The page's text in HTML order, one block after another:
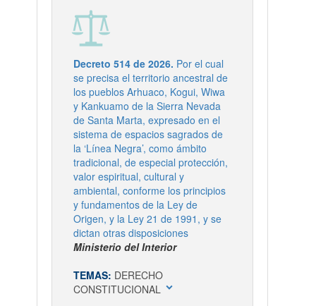
Decreto 514 de 2026. Por el cual
se precisa el territorio ancestral de
los pueblos Arhuaco, Kogui, Wiwa
y Kankuamo de la Sierra Nevada
de Santa Marta, expresado en el
sistema de espacios sagrados de
la ‘Línea Negra’, como ámbito
tradicional, de especial protección,
valor espiritual, cultural y
ambiental, conforme los principios
y fundamentos de la Ley de
Origen, y la Ley 21 de 1991, y se
dictan otras disposiciones
Ministerio del Interior
TEMAS: DERECHO
CONSTITUCIONAL expand_more